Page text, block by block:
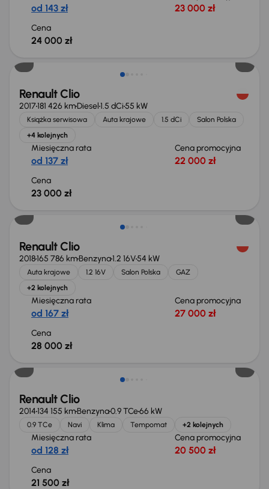
od 143 zł 23 000 zł
Cena
24 000 zł
Renault Clio
2017181 426 kmDiesel1.5 dCi55 kW
Książka serwisowa Auta krajowe 1.5 dCi
Salon Polska
+4 kolejnych
Miesięczna rata
od 137 zł
Cena promocyjna
22 000 zł
Cena
23 000 zł
Renault Clio
2018165 786 kmBenzyna1.2 16V54 kW
Auta krajowe 1.2 16V Salon Polska
GAZ
+2 kolejnych
Miesięczna rata
od 167 zł
Cena promocyjna
27 000 zł
Cena
28 000 zł
Renault Clio
2014134 155 kmBenzyna0.9 TCe66 kW
0.9 TCe Navi Klima Tempomat +2 kolejnych
Miesięczna rata
od 128 zł
Cena promocyjna
20 500 zł
Cena
21 500 zł